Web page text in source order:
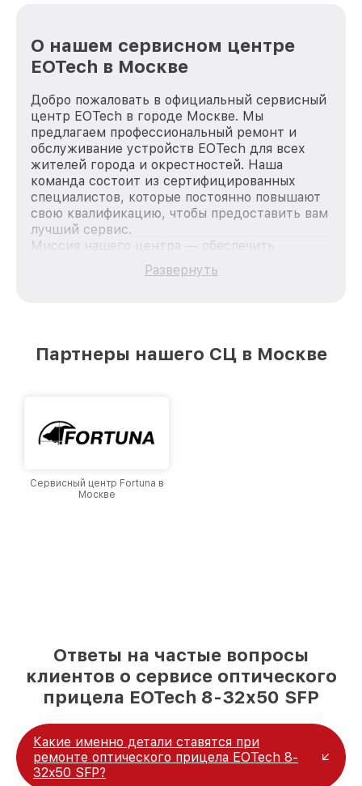
О нашем сервисном центре
EOTech в Москве
Добро пожаловать в официальный сервисный
центр EOTech в городе Москве. Мы
предлагаем профессиональный ремонт и
обслуживание устройств EOTech для всех
жителей города и окрестностей. Наша
команда состоит из сертифицированных
специалистов, которые постоянно повышают
свою квалификацию, чтобы предоставить вам
лучший сервис.
Миссия нашего центра — обеспечить
качественный и доступный ремонт для
каждого пользователя продукции EOTech, вне
лучшим сервисным центром EOTech в городе
Развернуть
Партнеры нашего СЦ в Москве
Сервисный центр Fortuna в
Москве
Ответы на частые вопросы
клиентов о сервисе оптического
прицела EOTech 8-32x50 SFP
Какие именно детали ставятся при
ремонте оптического прицела EOTech 8-
32x50 SFP?